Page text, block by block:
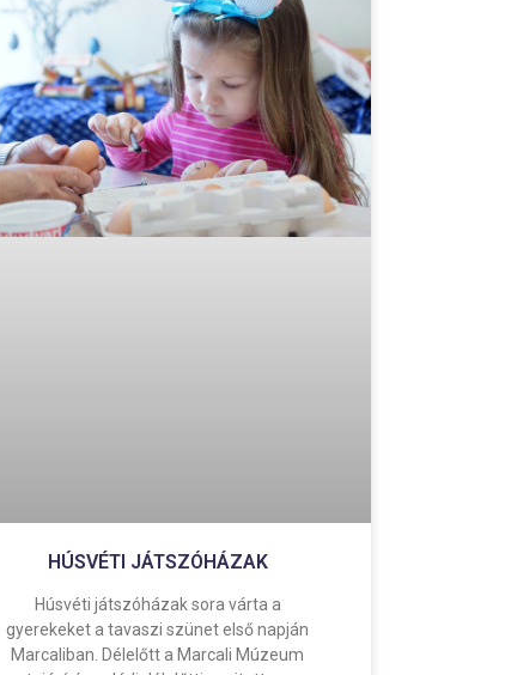
HÚSVÉTI JÁTSZÓHÁZAK
Húsvéti játszóházak sora várta a
gyerekeket a tavaszi szünet első napján
Marcaliban. Délelőtt a Marcali Múzeum